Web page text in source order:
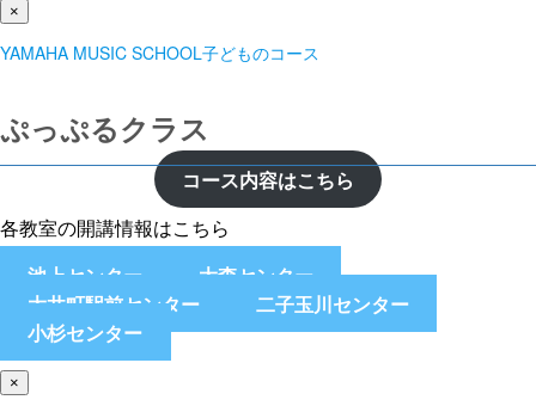
×
YAMAHA MUSIC SCHOOL子どものコース
ぷっぷるクラス
コース内容はこちら
各教室の開講情報はこちら
池上センター
大森センター
大井町駅前センター
二子玉川センター
小杉センター
×